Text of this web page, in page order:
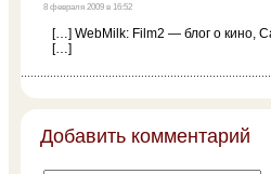
8 февраля 2009 в 16:52
[…] WebMilk: Film2 — блог о кино,
[…]
Добавить комментарий